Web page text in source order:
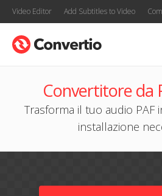
Video Editor Add Subtitles to Video
Convertitore da
Trasforma il tuo audio PAF
installazione